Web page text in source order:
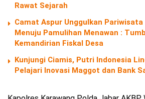
Rawat Sejarah
Camat Aspur Unggulkan Pariwisata
Menuju Pamulihan Menawan :
Kemandirian Fiskal Desa
Kunjungi Ciamis, Putri Indonesia
Pelajari Inovasi Maggot dan Bank